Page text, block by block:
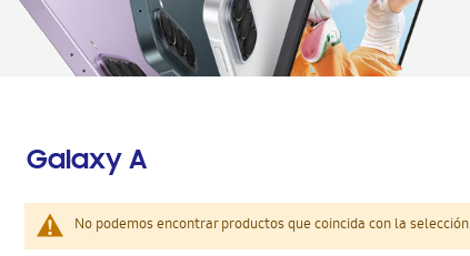
Galaxy A
No podemos encontrar productos que coincida con la